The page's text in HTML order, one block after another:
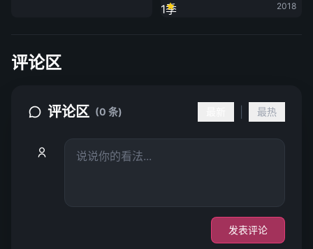
2018
评论区
评论区 (0 条) 最热
发表评论